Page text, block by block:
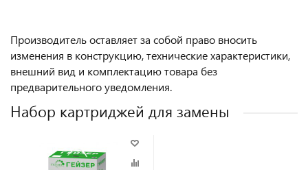
Производитель оставляет за собой право вносить
изменения в конструкцию, технические характеристики,
внешний вид и комплектацию товара без
предварительного уведомления.
Набор картриджей для замены